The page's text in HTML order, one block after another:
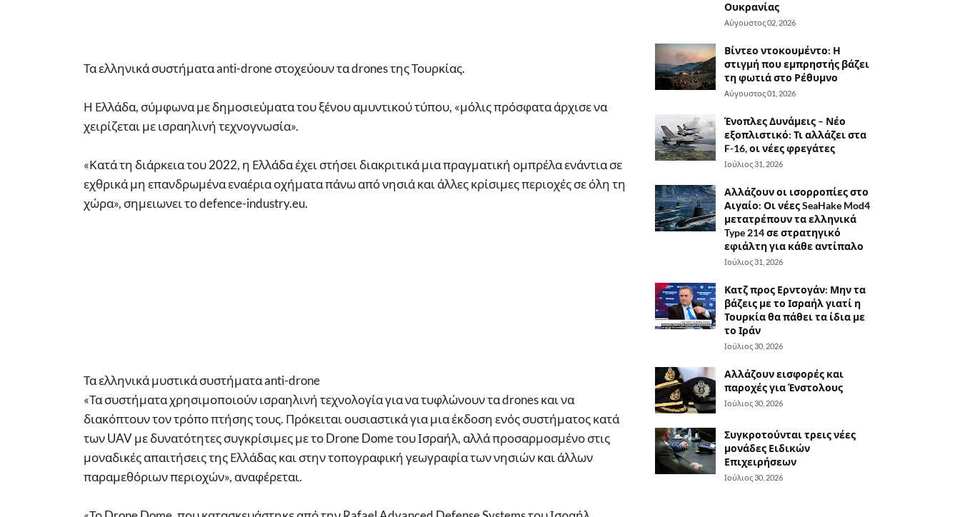
Τα ελληνικά συστήματα anti-drone στοχεύουν τα drones της Τουρκίας.
Η Ελλάδα, σύμφωνα με δημοσιεύματα του ξένου αμυντικού τύπου, «μόλις πρόσφατα άρχισε να
χειρίζεται με ισραηλινή τεχνογνωσία».
«Κατά τη διάρκεια του 2022, η Ελλάδα έχει στήσει διακριτικά μια πραγματική ομπρέλα ενάντια σε
εχθρικά μη επανδρωμένα εναέρια οχήματα πάνω από νησιά και άλλες κρίσιμες περιοχές σε όλη τη
χώρα», σημειωνει το defence-industry.eu.
Τα ελληνικά μυστικά συστήματα anti-drone
«Τα συστήματα χρησιμοποιούν ισραηλινή τεχνολογία για να τυφλώνουν τα drones και να
διακόπτουν τον τρόπο πτήσης τους. Πρόκειται ουσιαστικά για μια έκδοση ενός συστήματος κατά
των UAV με δυνατότητες συγκρίσιμες με το Drone Dome του Ισραήλ, αλλά προσαρμοσμένο στις
μοναδικές απαιτήσεις της Ελλάδας και στην τοπογραφική γεωγραφία των νησιών και άλλων
παραμεθόριων περιοχών», αναφέρεται.
Ουκρανίας
Αύγουστος 02, 2026
Βίντεο ντοκουμέντο: Η
στιγμή που εμπρηστής βάζει
τη φωτιά στο Ρέθυμνο
Αύγουστος 01, 2026
Ένοπλες Δυνάμεις – Νέο
εξοπλιστικό: Τι αλλάζει στα
F-16, οι νέες φρεγάτες
Ιούλιος 31, 2026
Αλλάζουν οι ισορροπίες στο
Αιγαίο: Οι νέες SeaHake Mod4
μετατρέπουν τα ελληνικά
Type 214 σε στρατηγικό
εφιάλτη για κάθε αντίπαλο
Ιούλιος 31, 2026
Κατζ προς Ερντογάν: Μην τα
βάζεις με το Ισραήλ γιατί η
Τουρκία θα πάθει τα ίδια με
το Ιράν
Ιούλιος 30, 2026
Αλλάζουν εισφορές και
παροχές για Ένστολους
Ιούλιος 30, 2026
Συγκροτούνται τρεις νέες
μονάδες Ειδικών
Επιχειρήσεων
Ιούλιος 30, 2026